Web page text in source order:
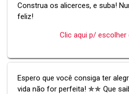
Construa os alicerces, e suba!
feliz!
Clic aqui p/
Espero que você consiga ter
vida não for perfeita! ✯✯ Que